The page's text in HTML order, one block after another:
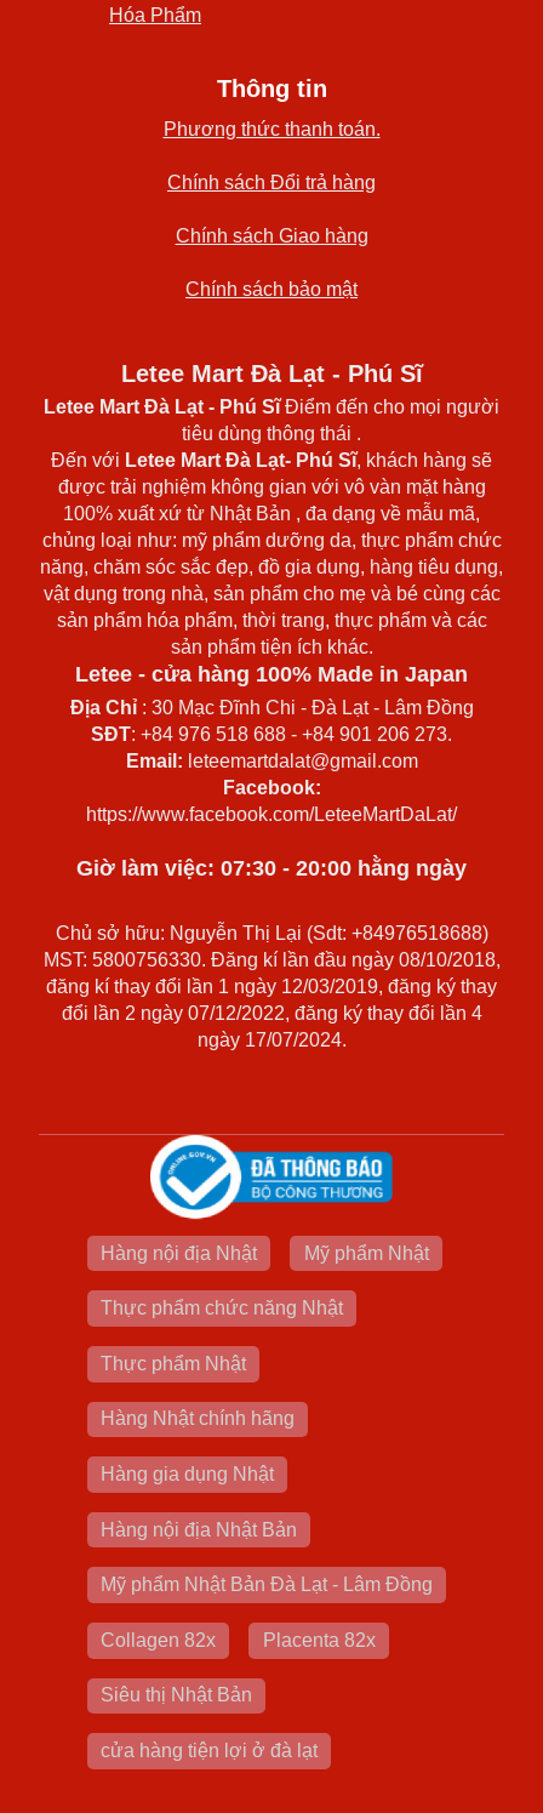
Hóa Phẩm
Thông tin
Phương thức thanh toán.
Chính sách Đổi trả hàng
Chính sách Giao hàng
Chính sách bảo mật
Letee Mart Đà Lạt - Phú Sĩ
Letee Mart Đà Lạt - Phú SĩĐiểm đến cho mọi người
tiêu dùng thông thái .
Đến với Letee Mart Đà Lạt- Phú Sĩ, khách hàng sẽ
được trải nghiệm không gian với vô vàn mặt hàng
100% xuất xứ từ Nhật Bản , đa dạng về mẫu mã,
chủng loại như: mỹ phẩm dưỡng da, thực phẩm chức
năng, chăm sóc sắc đẹp, đồ gia dụng, hàng tiêu dụng,
vật dụng trong nhà, sản phẩm cho mẹ và bé cùng các
sản phẩm hóa phẩm, thời trang, thực phẩm và các
sản phẩm tiện ích khác.
Letee - cửa hàng 100% Made in Japan
Địa Chỉ: 30 Mạc Đĩnh Chi - Đà Lạt - Lâm Đồng
SĐT: +84 976 518 688 - +84 901 206 273.
Email: leteemartdalat@gmail.com
Facebook:
https://www.facebook.com/LeteeMartDaLat/
Giờ làm việc: 07:30 - 20:00 hằng ngày
Chủ sở hữu: Nguyễn Thị Lại (Sdt: +84976518688)
MST: 5800756330. Đăng kí lần đầu ngày 08/10/2018,
đăng kí thay đổi lần 1 ngày 12/03/2019, đăng ký thay
đổi lần 2 ngày 07/12/2022, đăng ký thay đổi lần 4
ngày 17/07/2024.
Hàng nội địa Nhật Mỹ phẩm Nhật
Thực phẩm chức năng Nhật
Thực phẩm Nhật
Hàng Nhật chính hãng
Hàng gia dụng Nhật
Hàng nội địa Nhật Bản
Mỹ phẩm Nhật Bản Đà Lạt - Lâm Đồng
Collagen 82x Placenta 82x
Siêu thị Nhật Bản
cửa hàng tiện lợi ở đà lạt